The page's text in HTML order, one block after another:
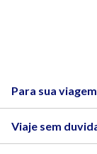
Para sua viagem
Viaje sem